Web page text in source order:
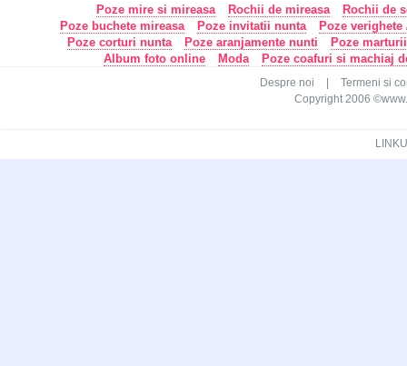
Poze mire si mireasa Rochii de mireasa
Rochii de
Poze buchete mireasa
Poze invitatii nunta
Poze
Poze corturi nunta
Poze aranjamente nunti
Poze
Album foto online
Moda Poze coafuri si machiaj
Despre noi
Termeni si
Copyright 2006